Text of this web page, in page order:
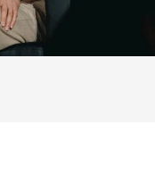
корпоративной